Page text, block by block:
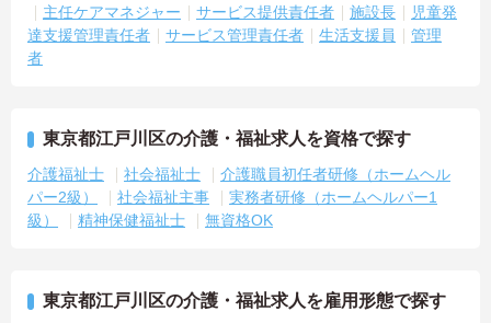
主任ケアマネジャー
サービス提供責任者 施設長
児童発
達支援管理責任者
サービス管理責任者 生活支援員
管理
者
東京都江戸川区の介護・福祉求人を資格で探す
介護福祉士 社会福祉士
介護職員初任者研修（ホームヘル
パー2級）
社会福祉主事
実務者研修（ホームヘルパー1
級）
精神保健福祉士 無資格OK
東京都江戸川区の介護・福祉求人を雇用形態で探す